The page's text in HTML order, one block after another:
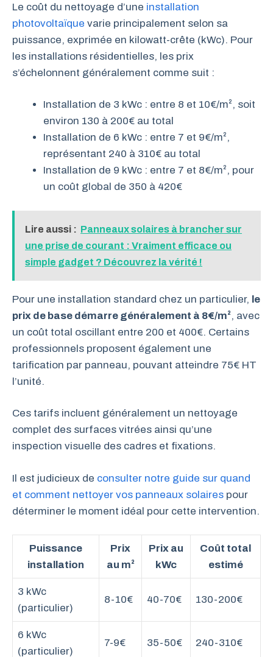
Le coût du nettoyage d’une installation
photovoltaïque varie principalement selon sa
puissance, exprimée en kilowatt-crête (kWc). Pour
les installations résidentielles, les prix
s’échelonnent généralement comme suit :
Installation de 3 kWc : entre 8 et 10€/m², soit
environ 130 à 200€ au total
Installation de 6 kWc : entre 7 et 9€/m²,
représentant 240 à 310€ au total
Installation de 9 kWc : entre 7 et 8€/m², pour
un coût global de 350 à 420€
Lire aussi : Panneaux solaires à brancher sur
une prise de courant : Vraiment efficace ou
simple gadget ? Découvrez la vérité !
Pour une installation standard chez un particulier, le
prix de base démarre généralement à 8€/m², avec
un coût total oscillant entre 200 et 400€. Certains
professionnels proposent également une
tarification par panneau, pouvant atteindre 75€ HT
l’unité.
Ces tarifs incluent généralement un nettoyage
complet des surfaces vitrées ainsi qu’une
inspection visuelle des cadres et fixations.
Il est judicieux de consulter notre guide sur quand
et comment nettoyer vos panneaux solaires pour
déterminer le moment idéal pour cette intervention.
Puissance
installation
Prix
au m²
Prix au
kWc
Coût total
estimé
3 kWc
(particulier)
8-10€ 40-70€ 130-200€
6 kWc
(particulier)
7-9€ 35-50€ 240-310€